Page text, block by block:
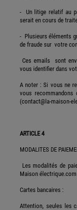
- Un litige relatif au
serait en cours de
- Plusieurs éléments
de fraude sur votre
Ces emails sont
vous identifier dans
A noter : Si vous ne
vous recommandons
(contact@la-maison-
ARTICLE 4
MODALITES DE
Les modalités de
Maison
Cartes bancaires :
Attention, seules les